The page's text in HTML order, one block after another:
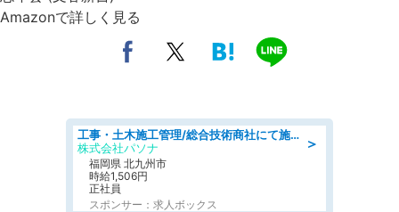
Amazonで詳しく見る
＞
工事・土木施工管理/総合技術商社にて施工管理のお仕事/即日勤務可/車通勤可/工事・土木施工管理/生産・品質管理
株式会社パソナ
福岡県 北九州市
時給1,506円
正社員
スポンサー：求人ボックス